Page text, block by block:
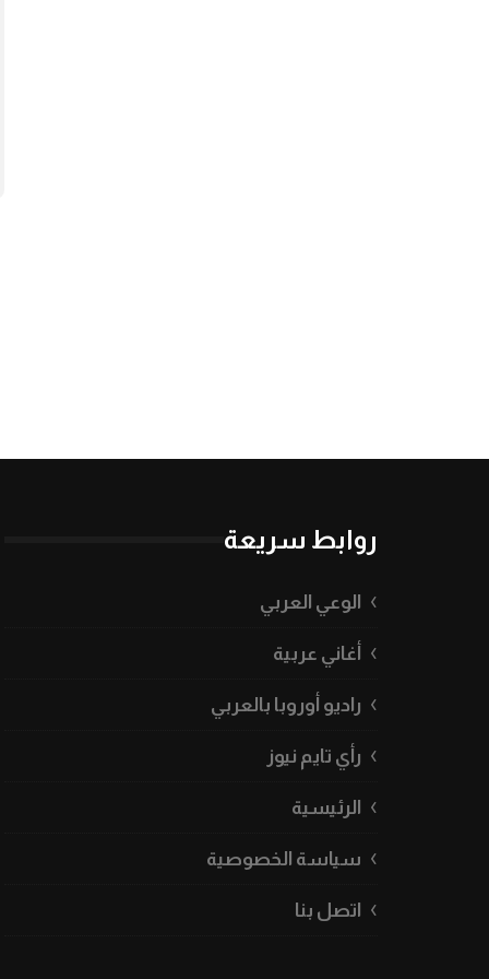
روابط سريعة
الوعي العربي
أغاني عربية
راديو أوروبا بالعربي
رأي تايم نيوز
الرئيسية
سياسة الخصوصية
اتصل بنا